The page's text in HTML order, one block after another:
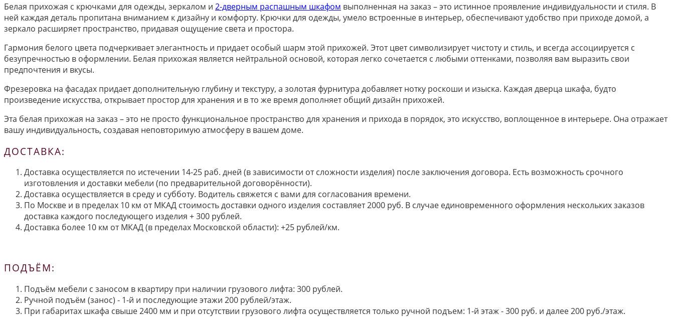
Белая прихожая с крючками для одежды, зеркалом и 2-дверным распашным шкафом выполненная на заказ – это истинное проявление индивидуальности и стиля. В
ней каждая деталь пропитана вниманием к дизайну и комфорту. Крючки для одежды, умело встроенные в интерьер, обеспечивают удобство при приходе домой, а
зеркало расширяет пространство, придавая ощущение света и простора.
Гармония белого цвета подчеркивает элегантность и придает особый шарм этой прихожей. Этот цвет символизирует чистоту и стиль, и всегда ассоциируется с
безупречностью в оформлении. Белая прихожая является нейтральной основой, которая легко сочетается с любыми оттенками, позволяя вам выразить свои
предпочтения и вкусы.
Фрезеровка на фасадах придает дополнительную глубину и текстуру, а золотая фурнитура добавляет нотку роскоши и изыска. Каждая дверца шкафа, будто
произведение искусства, открывает простор для хранения и в то же время дополняет общий дизайн прихожей.
Эта белая прихожая на заказ – это не просто функциональное пространство для хранения и прихода в порядок, это искусство, воплощенное в интерьере. Она отражает
вашу индивидуальность, создавая неповторимую атмосферу в вашем доме.
ДОСТАВКА:
Доставка осуществляется по истечении 14-25 раб. дней (в зависимости от сложности изделия) после заключения договора. Есть возможность срочного
изготовления и доставки мебели (по предварительной договорённости).
Доставка осуществляется в среду и субботу. Водитель свяжется с вами для согласования времени.
По Москве и в пределах 10 км от МКАД стоимость доставки одного изделия составляет 2000 руб. В случае единовременного оформления нескольких заказов
доставка каждого последующего изделия + 300 рублей.
Доставка более 10 км от МКАД (в пределах Московской области): +25 рублей/км.
ПОДЪЁМ:
Подъём мебели с заносом в квартиру при наличии грузового лифта: 300 рублей.
Ручной подъём (занос) - 1-й и последующие этажи 200 рублей/этаж.
При габаритах шкафа свыше 2400 мм и при отсутствии грузового лифта осуществляется только ручной подъем: 1-й этаж - 300 руб. и далее 200 руб./этаж.